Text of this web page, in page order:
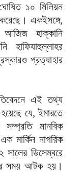
১০ মিলিয়ন
একইসঙ্গে,
হাক্কানি
হাফিযাহুল্লাহর
প্রত্যাহার
এই তথ্য
যে, ইমারতে
সম্প্রতি মানবিক
মার্কিন নাগরিক
ডিসেম্বরে
সময় আটক হয়।